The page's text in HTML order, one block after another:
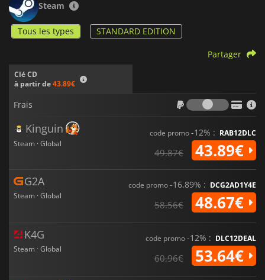
Steam
Tous les types STANDARD EDITION
Clé CD
à partir de43.89€
Partager
Frais
Frais
Kinguin
Steam · Global
code promo-12% : RAB12DLC
49.87€ 43.89€
G2A
Steam · Global
code promo-16.89% : DCG2AD1Y4E
58.56€ 48.67€
K4G
Steam · Global
code promo-12% : DLC12DEAL
60.96€ 53.64€